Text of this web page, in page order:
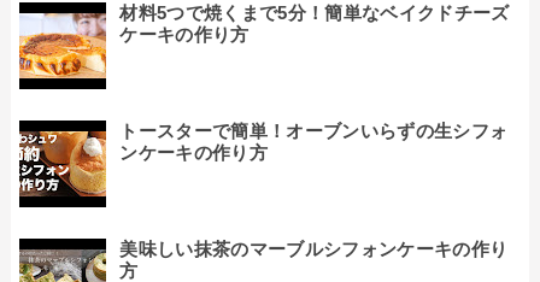
材料5つで焼くまで5分！簡単なベイクドチーズ
ケーキの作り方
トースターで簡単！オーブンいらずの生シフォ
ンケーキの作り方
美味しい抹茶のマーブルシフォンケーキの作り
方